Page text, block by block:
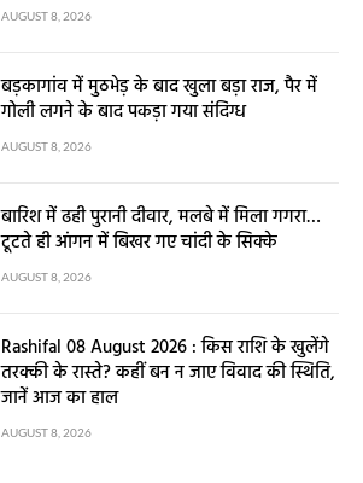
AUGUST 8, 2026
बड़कागांव में मुठभेड़ के बाद खुला बड़ा राज, पैर में
गोली लगने के बाद पकड़ा गया संदिग्ध
AUGUST 8, 2026
बारिश में ढही पुरानी दीवार, मलबे में मिला गगरा…
टूटते ही आंगन में बिखर गए चांदी के सिक्के
AUGUST 8, 2026
Rashifal 08 August 2026 : किस राशि के खुलेंगे
तरक्की के रास्ते? कहीं बन न जाए विवाद की स्थिति,
जानें आज का हाल
AUGUST 8, 2026